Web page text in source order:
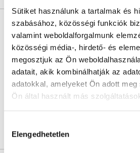
Sütiket használunk a tartalmak és
szabásához, közösségi funkciók
valamint weboldalforgalmunk
közösségi média-, hirdető- és
megosztjuk az Ön
adatait, akik kombinálhatják az
adatokkal, amelyeket Ön adott
Ön által használt más
szabályzat:https://
kiválasztása
Elengedhetetlen
Dr. Somoskői Péter
Foglalkozás-
5.0
1 értékelés
Medalpin Medical Center
Budapest, X. kerület,
Következő időpont:
Árlista